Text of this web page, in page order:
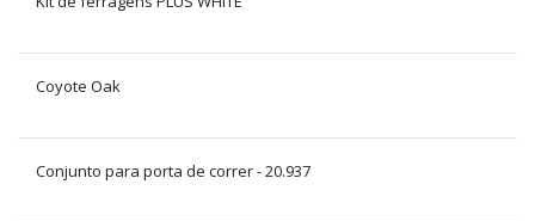
Coyote Oak
Conjunto para porta de correr - 20.937